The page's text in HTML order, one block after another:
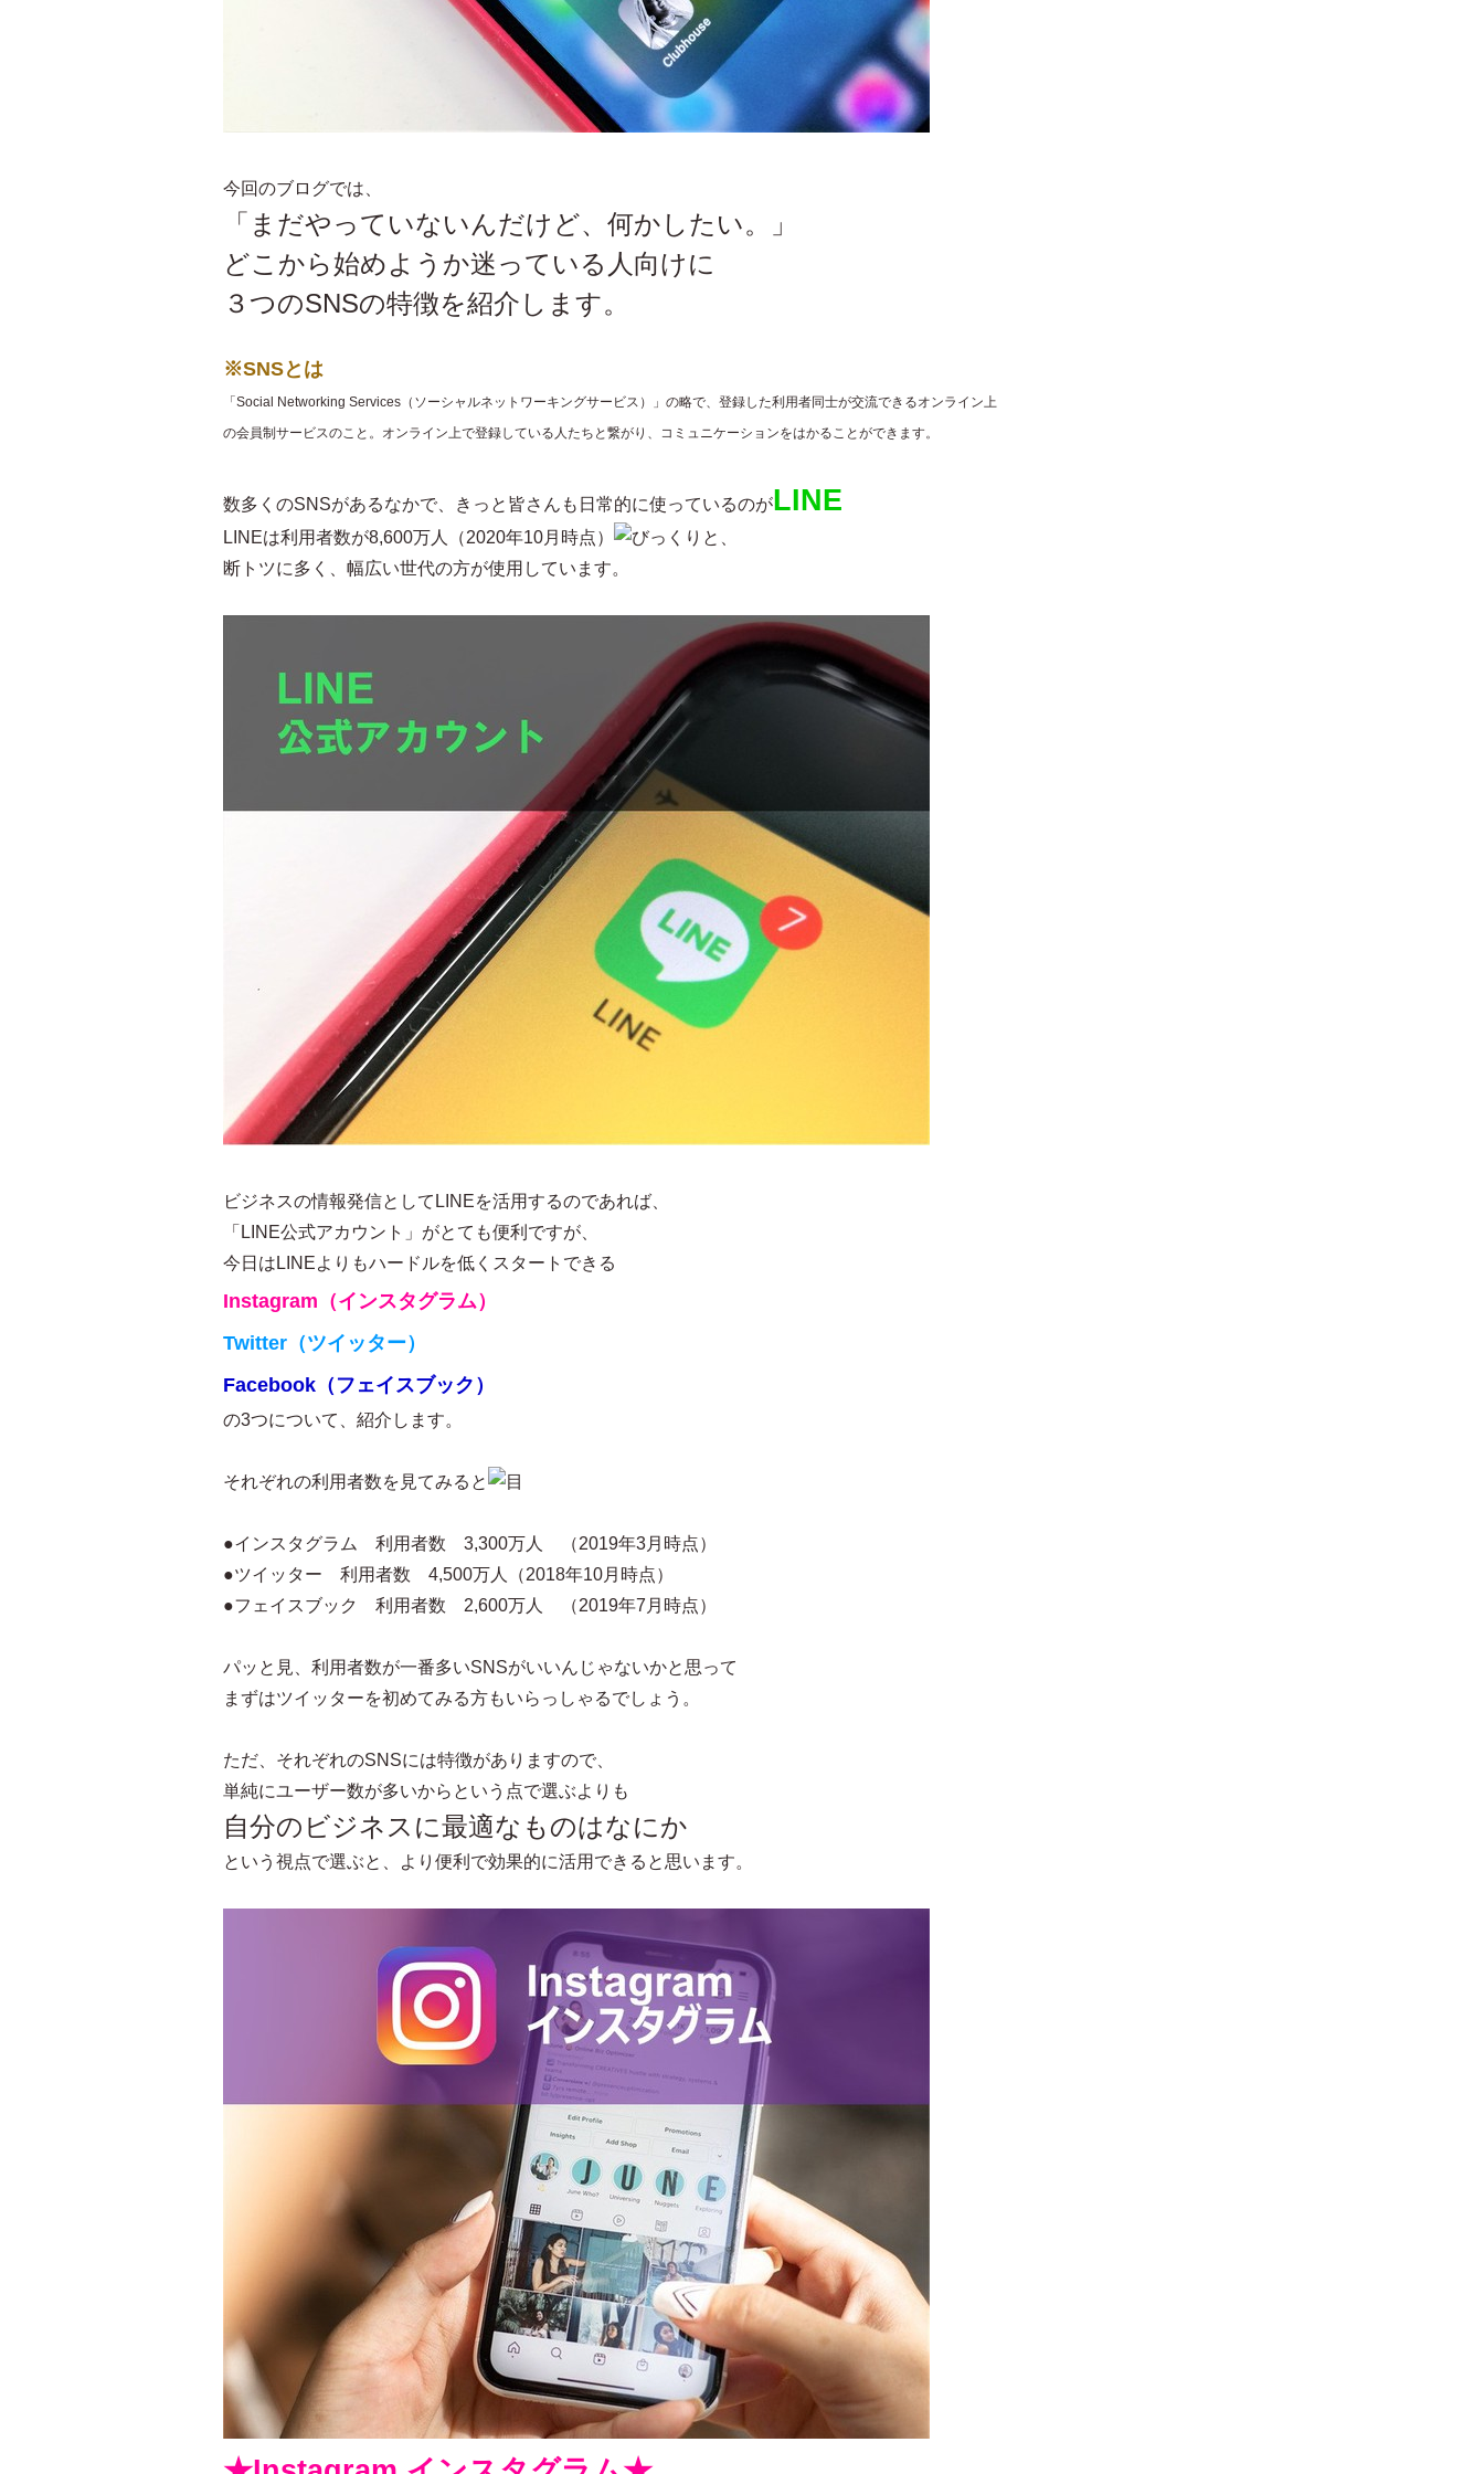
今回のブログでは、
「まだやっていないんだけど、何かしたい。」
どこから始めようか迷っている人向けに
３つのSNSの特徴を紹介します。
※SNSとは
「Social Networking Services（ソーシャルネットワーキングサービス）」の略で、登録した利用者同士が交流できるオンライン上
の会員制サービスのこと。オンライン上で登録している人たちと繋がり、コミュニケーションをはかることができます。
数多くのSNSがあるなかで、きっと皆さんも日常的に使っているのがLINE
LINEは利用者数が8,600万人（2020年10月時点）
と、
断トツに多く、幅広い世代の方が使用しています。
ビジネスの情報発信としてLINEを活用するのであれば、
「LINE公式アカウント」がとても便利ですが、
今日はLINEよりもハードルを低くスタートできる
Instagram（インスタグラム）
Twitter（ツイッター）
Facebook（フェイスブック）
の3つについて、紹介します。
それぞれの利用者数を見てみると
●インスタグラム 利用者数 3,300万人 （2019年3月時点）
●ツイッター 利用者数 4,500万人（2018年10月時点）
●フェイスブック 利用者数 2,600万人 （2019年7月時点）
パッと見、利用者数が一番多いSNSがいいんじゃないかと思って
まずはツイッターを初めてみる方もいらっしゃるでしょう。
ただ、それぞれのSNSには特徴がありますので、
単純にユーザー数が多いからという点で選ぶよりも
自分のビジネスに最適なものはなにか
という視点で選ぶと、より便利で効果的に活用できると思います。